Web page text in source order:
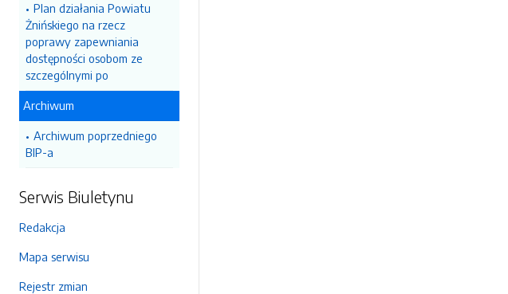
Plan działania Powiatu
Żnińskiego na rzecz
poprawy zapewniania
dostępności osobom ze
szczególnymi po
Archiwum
Archiwum poprzedniego
BIP-a
Serwis Biuletynu
Redakcja
Mapa serwisu
Rejestr zmian